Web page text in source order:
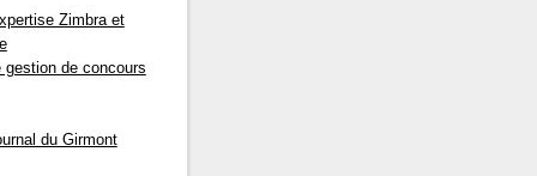
Zimbra et
gestion de concours
du Girmont